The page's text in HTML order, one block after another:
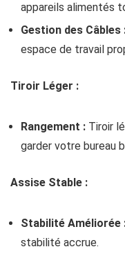
appareils alimentés
Gestion des Câbles
espace de travail
Tiroir Léger :
Rangement : Tiroir
garder votre bureau
Assise Stable :
Stabilité Améliorée
stabilité accrue.